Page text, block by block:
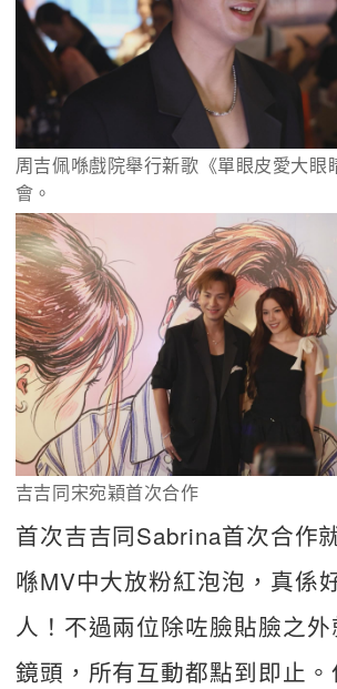
周吉佩喺戲院舉行新歌《單眼皮愛大眼
會。
吉吉同宋宛穎首次合作
首次吉吉同Sabrina首次合作
喺MV中大放粉紅泡泡，真係
人！不過兩位除咗臉貼臉之
鏡頭，所有互動都點到即止